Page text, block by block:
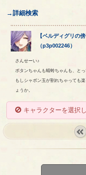
→詳細検索
【ベルディグリの傍
（p3p002246）
さんせーい♪
ボタンちゃんも蜻蛉ちゃんも、と
もしシャボン玉が割れちゃっても
ょうか。
キャラクターを選択